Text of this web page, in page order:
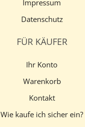
Impressum
Datenschutz
FÜR KÄUFER
Ihr Konto
Warenkorb
Kontakt
Wie kaufe ich sicher ein?